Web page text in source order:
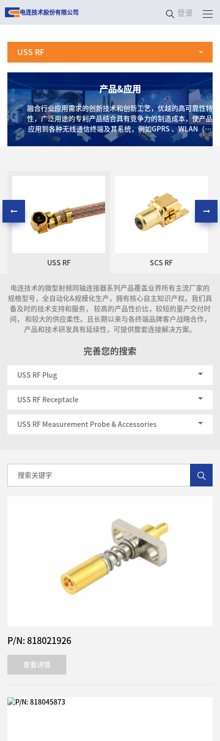
电连技术股份有限公司 登录
USS RF
产品&应用
融合行业应用需求的创新技术和创新工艺，优越的高可靠性特
性，广泛用途的专利产品结合具有竞争力的制造成本，使产品
应用到各种无线通信终端及其系统，例如GPRS 、WLAN（无
线局域网）、蓝牙、Wi-Fi、CATV（数字电视）、GPS、卫星
USS RF SCS RF
电连技术的微型射频同轴连接器系列产品覆盖业界所有主流厂家的
规格型号，全自动化&规模化生产，拥有核心自主知识产权。我们具
备及时的技术支持和服务， 较高的产品性价比，较短的量产交付时
间， 和较大的供应柔性。且长期以来与各终端品牌客户战略合作，
产品和技术研发具有延续性，可提供整套连接解决方案。
完善您的搜索
USS RF Plug
USS RF Receptacle
USS RF Measurement Probe & Accessories
P/N: 818021926
查看详情